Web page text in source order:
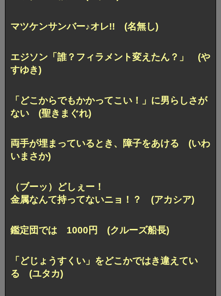
マツケンサンバー♪オレ!! (名無し)
エジソン「誰？フィラメント変えたん？」 (や
すゆき)
「どこからでもかかってこい！」に男らしさが
ない (聖きまぐれ)
両手が埋まっているとき、障子をあける (いわ
いまさか)
（ブーッ）どしぇー！
金属なんて持ってないニョ！？ (アカシア)
鑑定団では 1000円 (クルーズ船長)
「どじょうすくい」をどこかではき違えてい
る (ユタカ)